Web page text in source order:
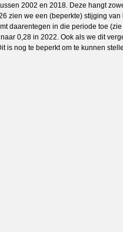
2002 en 2018. Deze hangt
zien we een (beperkte) stijging
daarentegen in die periode toe
0,28 in 2022. Ook als we dit
nog te beperkt om te kunnen